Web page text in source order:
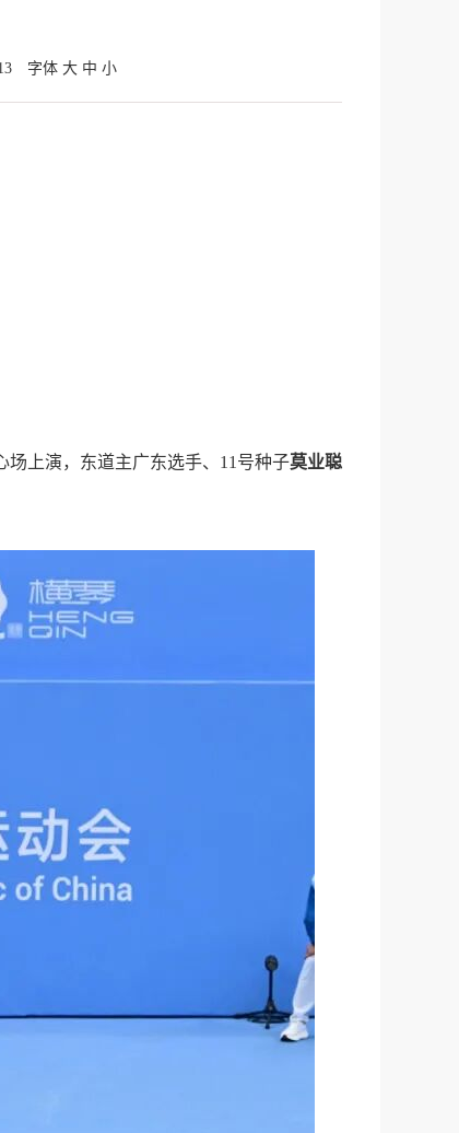
字体 大 中 小
场上演，东道主广东选手、11号种子莫业聪